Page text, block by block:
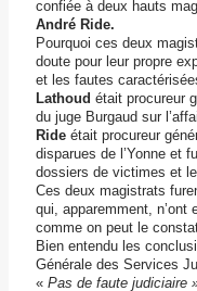
confiée à deux hauts
André Ride.
Pourquoi ces deux
doute pour leur propre
et les fautes
Lathoud était procureur
du juge Burgaud sur
Rideétait procureur
disparues de l’Yonne et
dossiers de victimes et
Ces deux magistrats
qui, apparemment, n’ont
comme on peut le
Bien entendu les
Générale des Services
« Pas de faute judiciaire